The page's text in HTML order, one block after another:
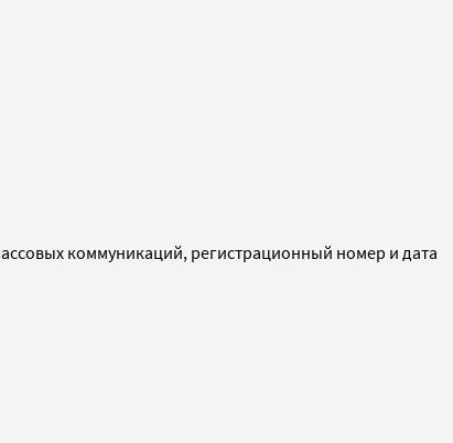
коммуникаций, регистрационный номер и дата